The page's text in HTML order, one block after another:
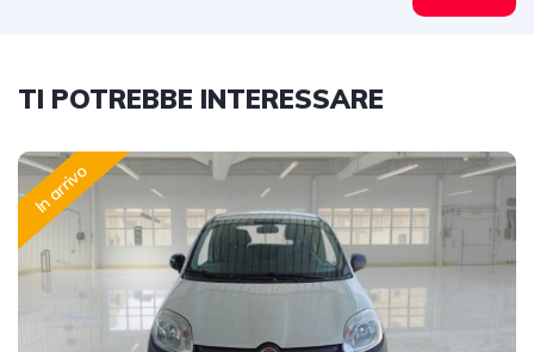
TI POTREBBE INTERESSARE
In arrivo